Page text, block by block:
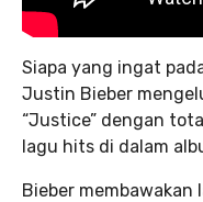
Siapa yang ingat
Justin Bieber
“Justice” dengan
lagu hits di dalam
Bieber membawakan